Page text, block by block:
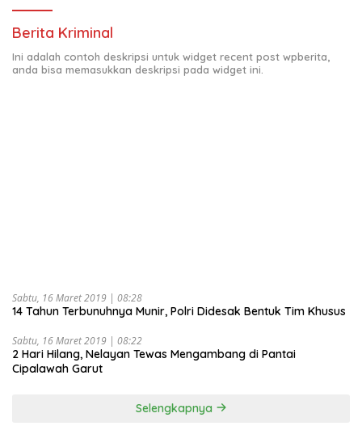
Berita Kriminal
Ini adalah contoh deskripsi untuk widget recent post wpberita,
anda bisa memasukkan deskripsi pada widget ini.
Sabtu, 16 Maret 2019 | 08:28
14 Tahun Terbunuhnya Munir, Polri Didesak Bentuk Tim Khusus
Sabtu, 16 Maret 2019 | 08:22
2 Hari Hilang, Nelayan Tewas Mengambang di Pantai
Cipalawah Garut
Selengkapnya